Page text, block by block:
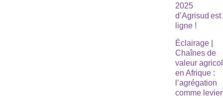
2025
d’Agrisud
ligne !
Éclairage |
Chaînes de
valeur
en Afrique :
l’agrégation
comme